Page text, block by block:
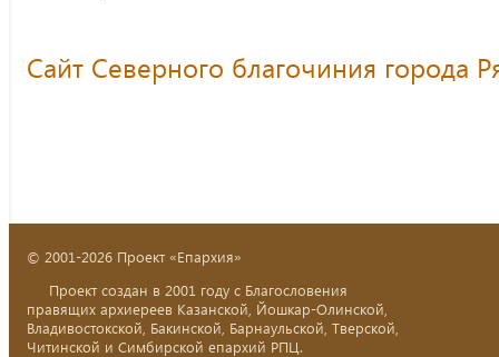
Сайт Северного благочиния города
© 2001-2026 Проект «Епархия»
Проект создан в 2001 году с Благословения
правящих архиереев Казанской, Йошкар-Олинской,
Владивостокской, Бакинской, Барнаульской, Тверской,
Читинской и Симбирской епархий РПЦ.